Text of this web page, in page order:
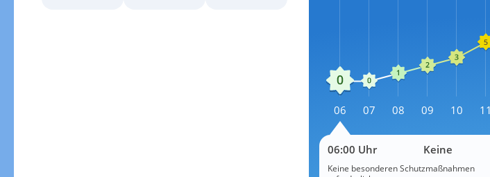
06 07 08 09 10 11
06:00 Uhr Keine
Keine besonderen Schutzmaßnahmen